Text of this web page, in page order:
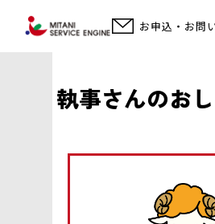
お申込・お問
執事さんのお